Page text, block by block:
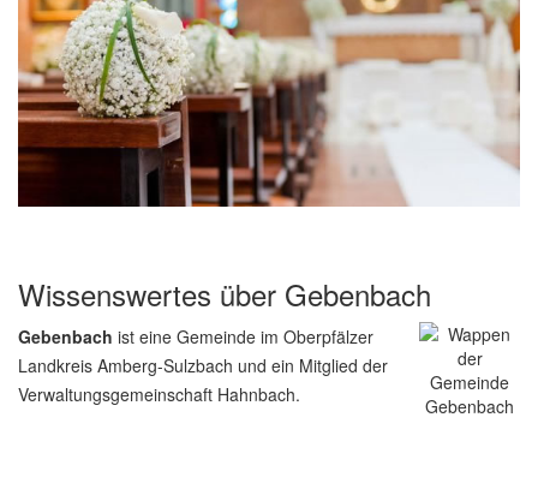
Wissenswertes über Gebenbach
Gebenbach ist eine Gemeinde im Oberpfälzer
Landkreis Amberg-Sulzbach und ein Mitglied der
Verwaltungsgemeinschaft Hahnbach.